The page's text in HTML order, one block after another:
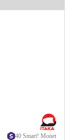
40 Smart! Monet